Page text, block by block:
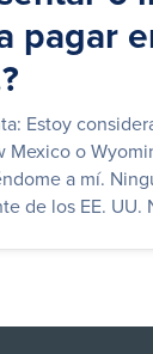
pagar
Estoy
Mexico o
a mí.
de los EE. UU.